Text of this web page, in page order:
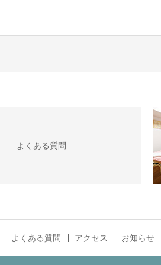
よくある質問
よくある質問 アクセス お知らせ